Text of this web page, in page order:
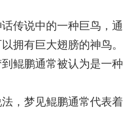
传说中的一种巨鸟，通
拥有巨大翅膀的神鸟。
鲲鹏通常被认为是一种
，梦见鲲鹏通常代表着